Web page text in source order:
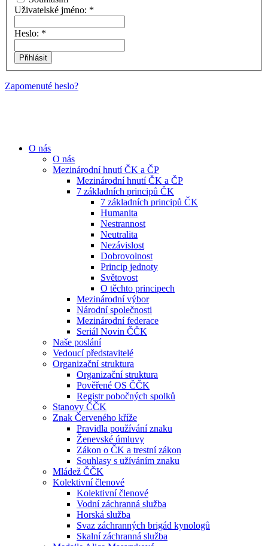
Uživatelské jméno: *
Heslo: *
Zapomenuté heslo?
O nás
O nás
Mezinárodní hnutí ČK a ČP
Mezinárodní hnutí ČK a ČP
7 základních principů ČK
7 základních principů ČK
Humanita
Nestrannost
Neutralita
Nezávislost
Dobrovolnost
Princip jednoty
Světovost
O těchto principech
Mezinárodní výbor
Národní společnosti
Mezinárodní federace
Seriál Novin ČČK
Naše poslání
Vedoucí představitelé
Organizační struktura
Organizační struktura
Pověřené OS ČČK
Registr pobočných spolků
Stanovy ČČK
Znak Červeného kříže
Pravidla používání znaku
Ženevské úmluvy
Zákon o ČK a trestní zákon
Souhlasy s užíváním znaku
Mládež ČČK
Kolektivní členové
Kolektivní členové
Vodní záchranná služba
Horská služba
Svaz záchranných brigád kynologů
Skalní záchranná služba